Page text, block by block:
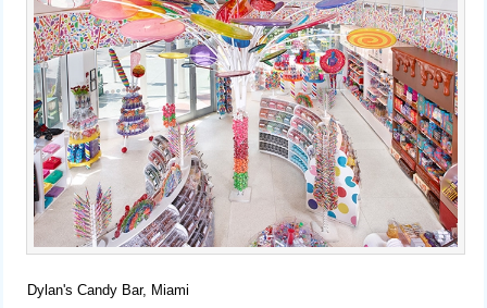
Dylan's Candy Bar, Miami